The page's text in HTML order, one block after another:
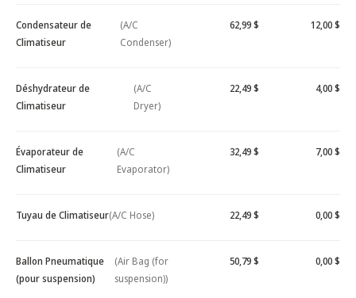
Condensateur de
Climatiseur
(A/C
Condenser)
62,99 $ 12,00 $
Déshydrateur de
Climatiseur
(A/C
Dryer)
22,49 $ 4,00 $
Évaporateur de
Climatiseur
(A/C
Evaporator)
32,49 $ 7,00 $
Tuyau de Climatiseur(A/C Hose) 22,49 $ 0,00 $
Ballon Pneumatique
(pour suspension)
(Air Bag (for
suspension))
50,79 $ 0,00 $